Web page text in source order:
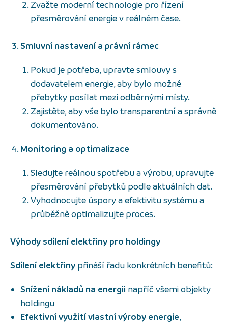
Zvažte moderní technologie pro řízení
přesměrování energie v reálném čase.
Smluvní nastavení a právní rámec
Pokud je potřeba, upravte smlouvy s
dodavatelem energie, aby bylo možné
přebytky posílat mezi odběrnými místy.
Zajistěte, aby vše bylo transparentní a správně
dokumentováno.
Monitoring a optimalizace
Sledujte reálnou spotřebu a výrobu, upravujte
přesměrování přebytků podle aktuálních dat.
Vyhodnocujte úspory a efektivitu systému a
průběžně optimalizujte proces.
Výhody sdílení elektřiny pro holdingy
Sdílení elektřiny přináší řadu konkrétních benefitů:
Snížení nákladů na energii napříč všemi objekty
holdingu
Efektivní využití vlastní výroby energie,